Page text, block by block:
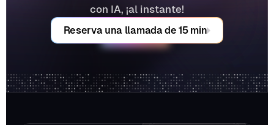
con IA, ¡al instante!
Reserva una llamada de 15 min